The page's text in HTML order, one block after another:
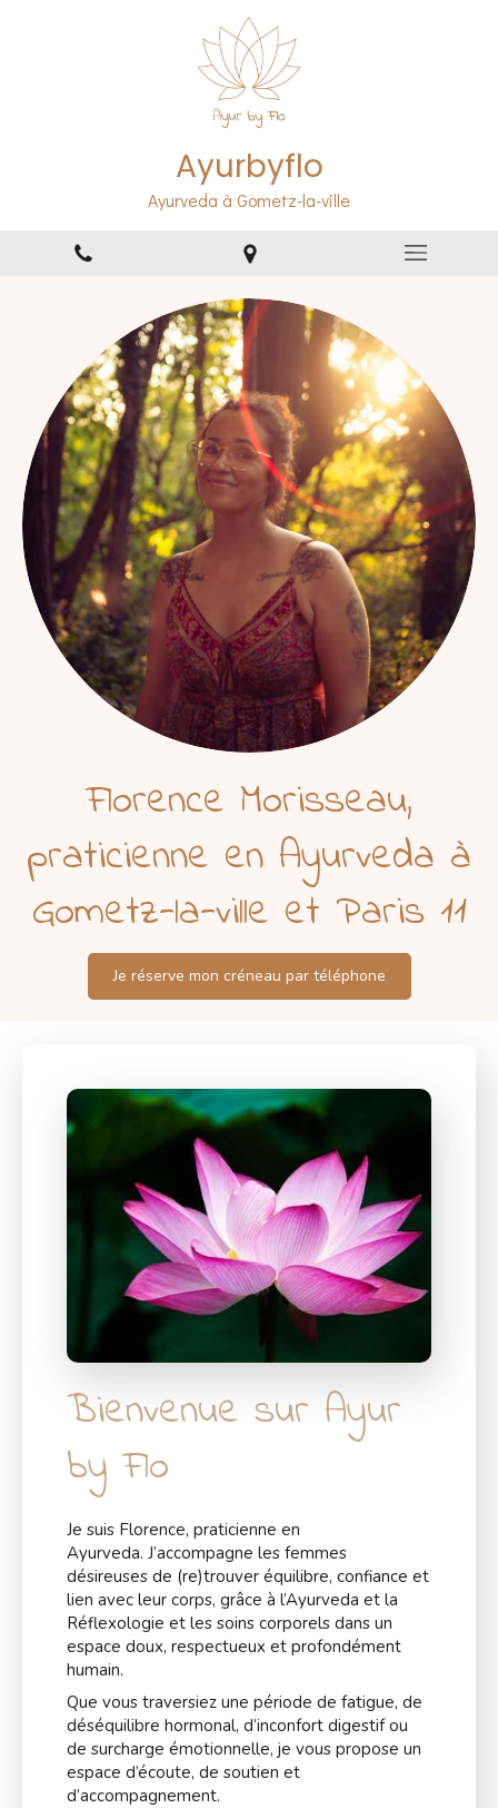
Ayurbyflo
Ayurveda à Gometz-la-ville
Florence Morisseau,
praticienne en Ayurveda à
Gometz-la-ville et Paris 11
Je réserve mon créneau par téléphone
Bienvenue sur Ayur
by Flo
Je suis Florence, praticienne en
Ayurveda. J’accompagne les femmes
désireuses de (re)trouver équilibre, confiance et
lien avec leur corps, grâce à l’Ayurveda et la
Réflexologie et les soins corporels dans un
espace doux, respectueux et profondément
humain.
Que vous traversiez une période de fatigue, de
déséquilibre hormonal, d’inconfort digestif ou
de surcharge émotionnelle, je vous propose un
espace d’écoute, de soutien et
d’accompagnement.